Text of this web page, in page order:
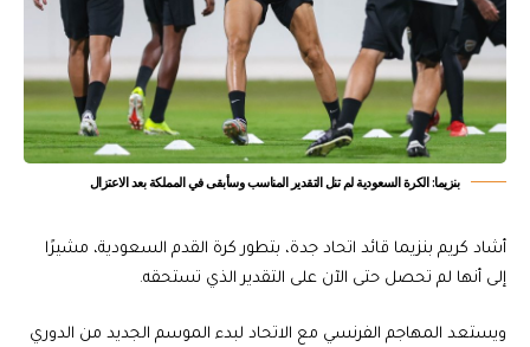
بنزيما: الكرة السعودية لم تنل التقدير المناسب وسأبقى في المملكة بعد الاعتزال
أشاد كريم بنزيما قائد اتحاد جدة، بتطور كرة القدم السعودية، مشيرًا
إلى أنها لم تحصل حتى الآن على التقدير الذي تستحقه.
ويستعد المهاجم الفرنسي مع الاتحاد لبدء الموسم الجديد من الدوري